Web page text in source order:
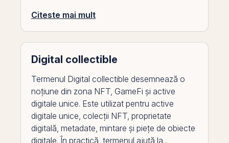
Citeste mai mult
Digital collectible
Termenul Digital collectible desemnează o
noțiune din zona NFT, GameFi și active
digitale unice. Este utilizat pentru active
digitale unice, colecții NFT, proprietate
digitală, metadate, mintare și piețe de obiecte
digitale. În practică, termenul ajută la...